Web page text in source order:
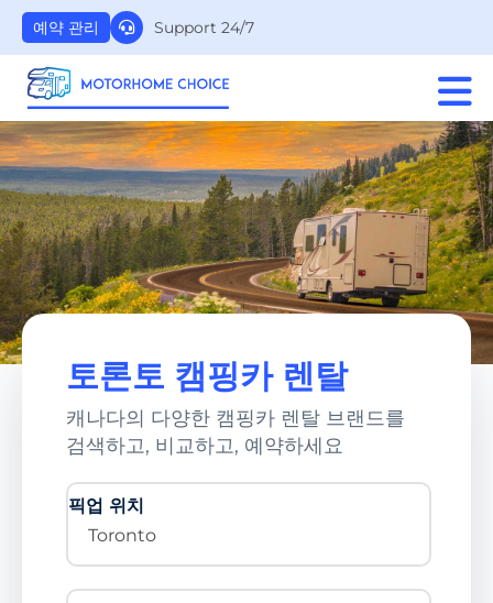
Support 24/7
예약 관리
토론토 캠핑카 렌탈
캐나다의 다양한 캠핑카 렌탈 브랜드를
검색하고, 비교하고, 예약하세요
픽업 위치
Toronto